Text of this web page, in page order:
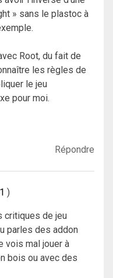
» sans le plastoc à
Root, du fait de
les règles de
le jeu
pour moi.
Répondre
critiques de jeu
parles des addon
vois mal jouer à
bois ou avec des